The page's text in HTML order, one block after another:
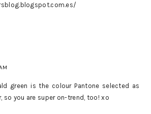
green is the colour Pantone selected as
so you are super on-trend, too! xo